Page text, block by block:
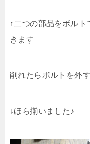
↑二つの部品をボル
きます
削れたらボルトを外
↓ほら揃いました♪